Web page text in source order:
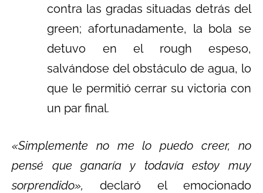
contra las gradas situadas detrás del
green; afortunadamente, la bola se
detuvo en el rough espeso,
salvándose del obstáculo de agua, lo
que le permitió cerrar su victoria con
un par final.
«Simplemente no me lo puedo creer, no
pensé que ganaría y todavía estoy muy
sorprendido», declaró el emocionado